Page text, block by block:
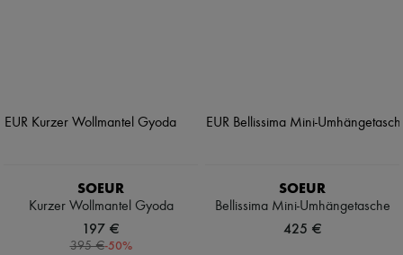
SOEUR
Kurzer Wollmantel Gyoda
197 €
395 €-50%
SOEUR
Bellissima Mini-Umhängetasche
425 €